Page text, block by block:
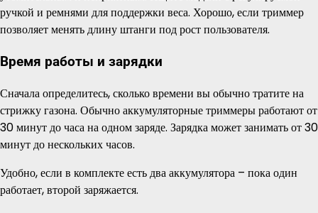
ручкой и ремнями для поддержки веса. Хорошо, если триммер
позволяет менять длину штанги под рост пользователя.
Время работы и зарядки
Сначала определитесь, сколько времени вы обычно тратите на
стрижку газона. Обычно аккумуляторные триммеры работают от
30 минут до часа на одном заряде. Зарядка может занимать от 30
минут до нескольких часов.
Удобно, если в комплекте есть два аккумулятора – пока один
работает, второй заряжается.